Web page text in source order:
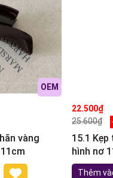
OEM
vàng
22.500₫
25.600₫
15.1
hình nơ
Thêm